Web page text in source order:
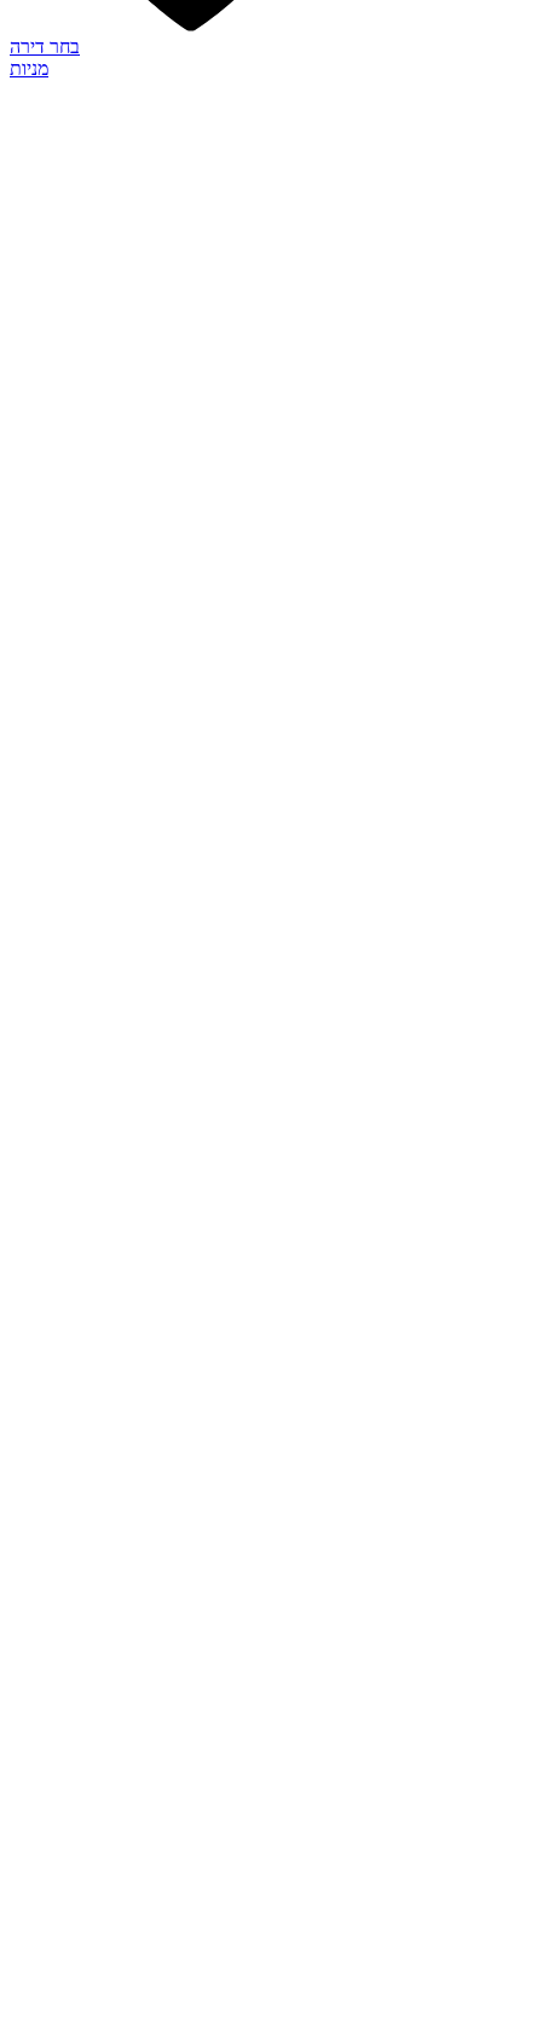
בחר דירה
מניות